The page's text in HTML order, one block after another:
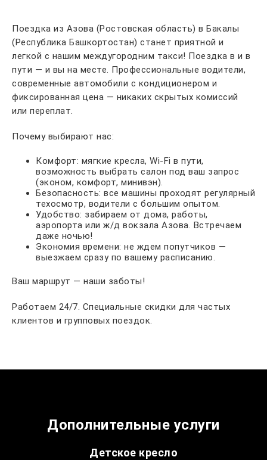
Поездка из Азова (Ростовская область) в Бакалы
(Республика Башкортостан) станет приятной и
легкой с нашим междугородним такси! Поездка в и в
пути — и вы на месте. Профессиональные водители,
современные автомобили с кондиционером и
фиксированная цена — никаких скрытых комиссий
или переплат.
Почему выбирают нас:
Комфорт: мягкие кресла, Wi-Fi в пути,
возможность выбрать салон под ваш запрос
(эконом, комфорт, минивэн).
Безопасность: все машины проходят регулярный
техосмотр, водители с большим опытом.
Удобство: забираем от дома, работы,
аэропорта или ж/д вокзала Азова. Встречаем
даже ночью!
Экономия времени: не ждем попутчиков —
выезжаем сразу по вашему расписанию.
Ваш маршрут — наши заботы!
Работаем 24/7. Специальные скидки для частых
клиентов и групповых поездок.
Дополнительные услуги
Детское кресло